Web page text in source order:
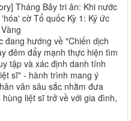
Tháng Bảy tri ân: Khi nước
cờ Tổ quốc Kỳ 1: Ký ức
đang hướng về "Chiến dịch
đêm đẩy mạnh thực hiện tìm
tập và xác định danh tính
sĩ" - hành trình mang ý
văn sâu sắc nhằm đưa
hùng liệt sĩ trở về với gia đình,